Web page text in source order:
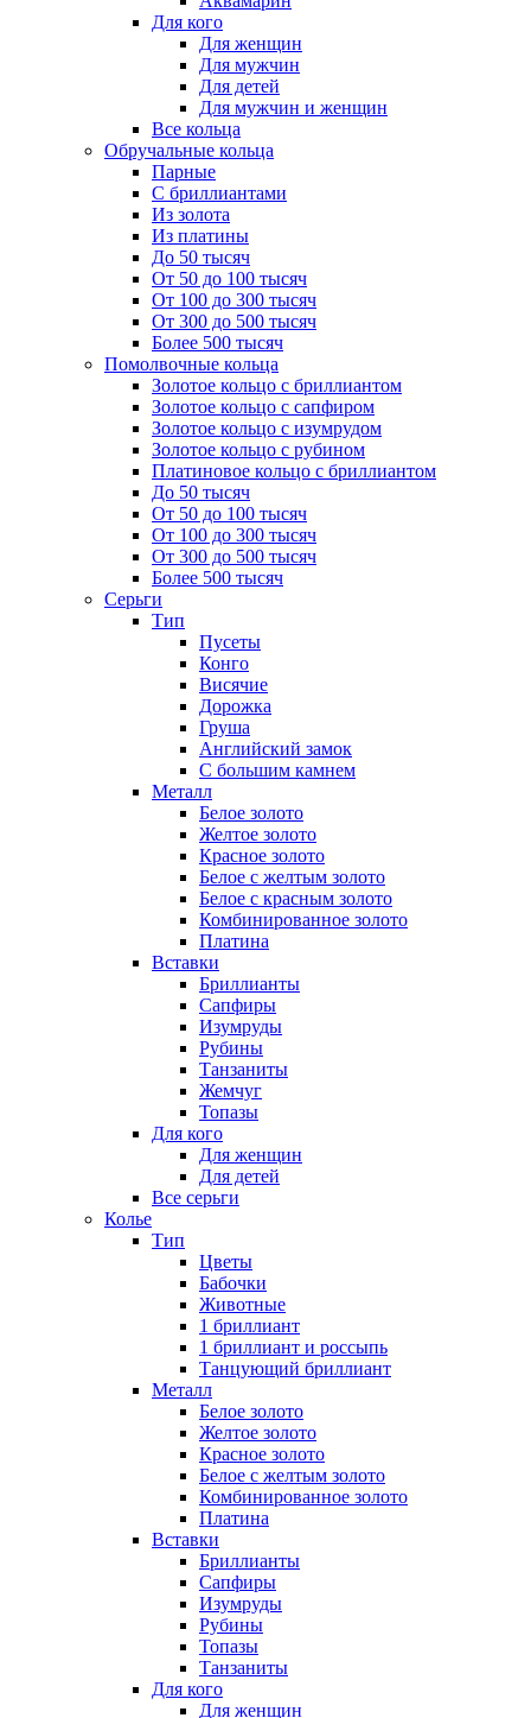
Для кого
Для женщин
Для мужчин
Для детей
Для мужчин и женщин
Все кольца
Обручальные кольца
Парные
С бриллиантами
Из золота
Из платины
До 50 тысяч
От 50 до 100 тысяч
От 100 до 300 тысяч
От 300 до 500 тысяч
Более 500 тысяч
Помолвочные кольца
Золотое кольцо с бриллиантом
Золотое кольцо с сапфиром
Золотое кольцо с изумрудом
Золотое кольцо с рубином
Платиновое кольцо с бриллиантом
До 50 тысяч
От 50 до 100 тысяч
От 100 до 300 тысяч
От 300 до 500 тысяч
Более 500 тысяч
Серьги
Тип
Пусеты
Конго
Висячие
Дорожка
Груша
Английский замок
С большим камнем
Металл
Белое золото
Желтое золото
Красное золото
Белое с желтым золото
Белое с красным золото
Комбинированное золото
Платина
Вставки
Бриллианты
Сапфиры
Изумруды
Рубины
Танзаниты
Жемчуг
Топазы
Для кого
Для женщин
Для детей
Все серьги
Колье
Тип
Цветы
Бабочки
Животные
1 бриллиант
1 бриллиант и россыпь
Танцующий бриллиант
Металл
Белое золото
Желтое золото
Красное золото
Белое с желтым золото
Комбинированное золото
Платина
Вставки
Бриллианты
Сапфиры
Изумруды
Рубины
Топазы
Танзаниты
Для кого
Для женщин